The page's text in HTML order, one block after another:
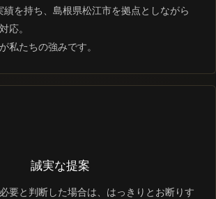
績を持ち、島根県松江市を拠点としながら
応。
私たちの強みです。
誠実な提案
要と判断した場合は、はっきりとお断りす